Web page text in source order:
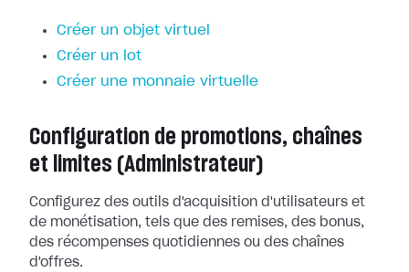
Créer un objet virtuel
Créer un lot
Créer une monnaie virtuelle
Configuration de promotions, chaînes
et limites (Administrateur)
Configurez des outils d'acquisition d'utilisateurs et
de monétisation, tels que des remises, des bonus,
des récompenses quotidiennes ou des chaînes
d'offres.